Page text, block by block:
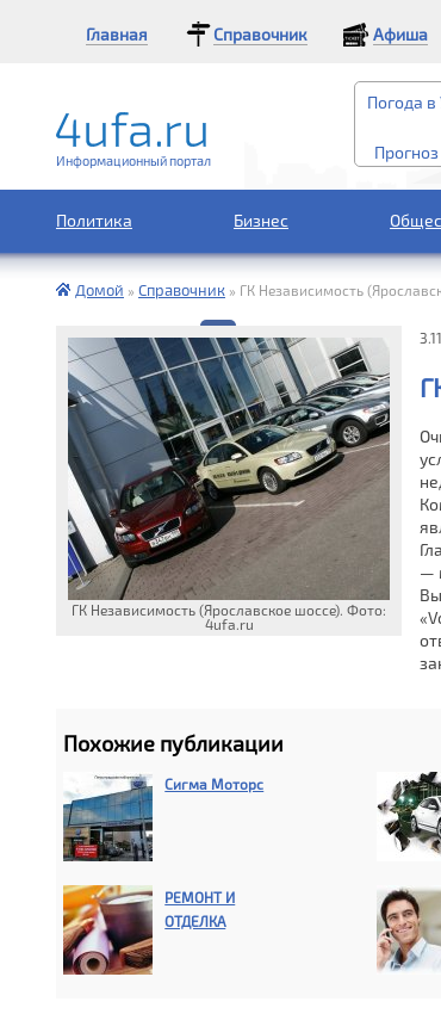
Главная Справочник Афиша
Информационный портал
Погода в
Политика Бизнес
Домой » Справочник » ГК Независимость
ГК Независимость (Ярославское шоссе). Фото:
4ufa.ru
—
Похожие публикации
Сигма Моторс
РЕМОНТ И
ОТДЕЛКА